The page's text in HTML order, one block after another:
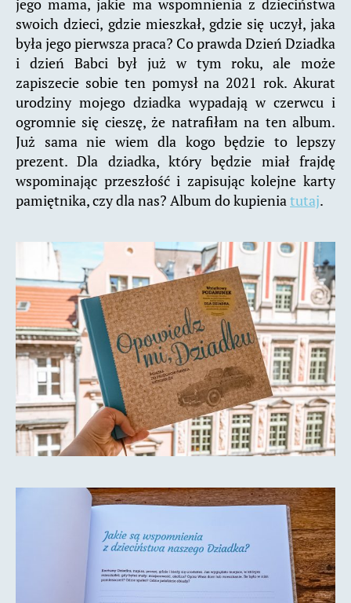
jego mama, jakie ma wspomnienia z dzieciństwa
swoich dzieci, gdzie mieszkał, gdzie się uczył, jaka
była jego pierwsza praca? Co prawda Dzień Dziadka
i dzień Babci był już w tym roku, ale może
zapiszecie sobie ten pomysł na 2021 rok. Akurat
urodziny mojego dziadka wypadają w czerwcu i
ogromnie się cieszę, że natrafiłam na ten album.
Już sama nie wiem dla kogo będzie to lepszy
prezent. Dla dziadka, który będzie miał frajdę
wspominając przeszłość i zapisując kolejne karty
pamiętnika, czy dla nas? Album do kupieniatutaj.